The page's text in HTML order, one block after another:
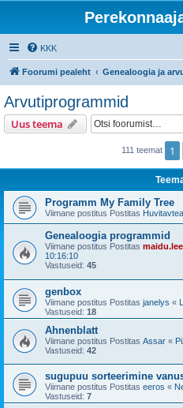
KKK
Foorumi pealeht Genealoogia ja
Arvutiprogrammid
Uus teema
111 teemat 1
Programm My Family Tree
Viimane postitus Postitas
Genealoogia programmid
Viimane postitus Postitas
10:16:10
Vastuseid: 45
genbox
Viimane postitus Postitas janelys «
Vastuseid: 18
Ahnenblatt
Viimane postitus Postitas Assar «
Vastuseid: 42
sugupuu sorteerimine
Viimane postitus Postitas eeros «
Vastuseid: 7